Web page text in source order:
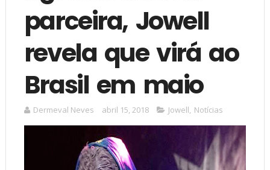
parceira, Jowell
revela que virá ao
Brasil em maio
Dermeval Neves abril 15, 2018 Jowell, Notícias